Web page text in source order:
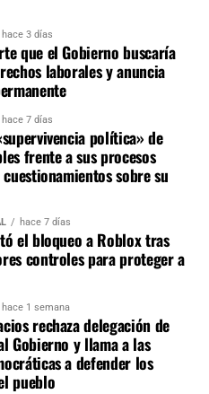
las comisiones ya fue
integración nominal de
la elección de presidentes,
cada grupo de trabajo.
la etapa de mayor
presidencias de comisiones
Economía, Justicia y
la mayor influencia en la
marcará el equilibrio
bicameral instalado
Si bien Fuerza Popular
la ausencia
a construir consensos
las comisiones más
de las iniciativas
2026-2027.
hace 3 días
que el Gobierno buscaría
laborales y anuncia
hace 7 días
política» de
frente a sus procesos
sobre su
hace 7 días
el bloqueo a Roblox tras
controles para proteger a
hace 1 semana
rechaza delegación de
Gobierno y llama a las
a defender los
pueblo